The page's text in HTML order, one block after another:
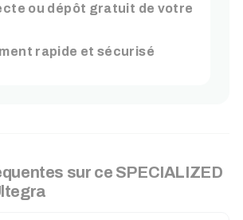
ou dépôt gratuit de votre
rapide et sécurisé
sur ce SPECIALIZED